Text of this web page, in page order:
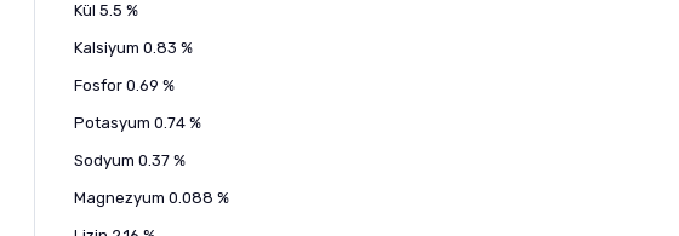
Kül 5.5 %
Kalsiyum 0.83 %
Fosfor 0.69 %
Potasyum 0.74 %
Sodyum 0.37 %
Magnezyum 0.088 %